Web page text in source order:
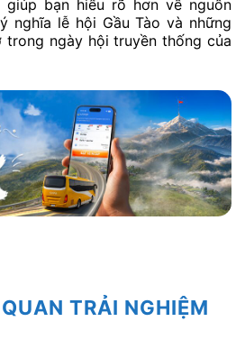
bạn hiểu rõ hơn về nguồn
nghĩa lễ hội Gầu Tào và những
trong ngày hội truyền thống của
TRẢI NGHIỆM